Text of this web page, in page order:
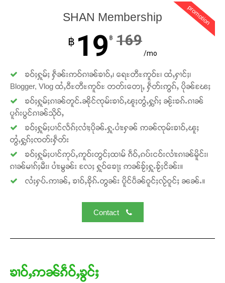
promotion
SHAN Membership
฿ 19 ฿ 169
/mo
ၶဝ်ႈႁူမ်ႈ ႁဵၼ်းဢဝ်ၵၢၼ်ၶၢဝ်ႇ၊ ရေႊတီႊဢူဝ်ႊ၊ ထႆႇႁၢင်ႈ၊
Blogger, Vlog ထႆႇဝီႊတီႊဢူဝ်ႊ တတ်းတေႃႇ ႁဵတ်းဢွၵ်ႇ ပိုၼ်ၽႄႈ
ၶဝ်ႈႁူမ်ႈၵၢၼ်တူင်ႉၼိုင်ၸုမ်းၶၢဝ်ႇၽူႈတွႆႇႁွၵ်ႈ ၼႂ်းၶၵ်ႉၵၢၼ်
ပူၵ်းပွင်ၵၢၼ်သိုဝ်ႇ
ၶဝ်ႈႁူမ်ႈပၢင်လႅၵ်ႈလၢႆႈပိုၼ်ႉႁူႉပၢႆးႁၼ် ဢၼ်ၸုမ်းၶၢဝ်ႇၽူႈ
တွႆႇႁွၵ်ႈၸတ်းႁဵတ်း
ၶဝ်ႈႁူမ်ႈပၢင်ဢုပ်ႇဢူဝ်းတွင်ႈထၢမ် ၵဵဝ်ႇၵပ်းငဝ်းလၢႆးၵၢၼ်မိူင်း၊
ၵၢၼ်မၢၵ်ႈမီး၊ ပၢႆးမွၼ်း လႄႈ ႁူဝ်ၶေႃႈ ဢၼ်ၶႂ်ႈႁူႉၶႂ်ႈငိၼ်း။
လႆႈႁပ်ႉဢၢၼ်ႇ ၶၢဝ်ႇၶိုၵ်ႉတွၼ်း ပိူင်ပဵၼ်ဝူင်ႈလႂ်ဝူင်ႈ ၼၼ်ႉ။
Contact
ၶၢဝ်ႇဢၼ်ၵဵဝ်ႇၶွင်ႈ